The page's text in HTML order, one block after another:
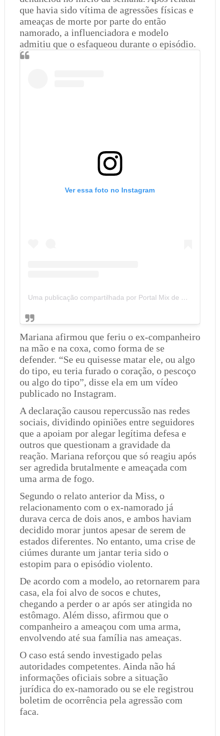
que havia sido vítima de agressões físicas e
ameaças de morte por parte do então
namorado, a influenciadora e modelo
admitiu que o esfaqueou durante o episódio.
Ver essa foto no Instagram
Uma publicação compartilhada por Portal Mix de Notícias (@portalmixdenoticias)
Mariana afirmou que feriu o ex-companheiro
na mão e na coxa, como forma de se
defender. “Se eu quisesse matar ele, ou algo
do tipo, eu teria furado o coração, o pescoço
ou algo do tipo”, disse ela em um vídeo
publicado no Instagram.
A declaração causou repercussão nas redes
sociais, dividindo opiniões entre seguidores
que a apoiam por alegar legítima defesa e
outros que questionam a gravidade da
reação. Mariana reforçou que só reagiu após
ser agredida brutalmente e ameaçada com
uma arma de fogo.
Segundo o relato anterior da Miss, o
relacionamento com o ex-namorado já
durava cerca de dois anos, e ambos haviam
decidido morar juntos apesar de serem de
estados diferentes. No entanto, uma crise de
ciúmes durante um jantar teria sido o
estopim para o episódio violento.
De acordo com a modelo, ao retornarem para
casa, ela foi alvo de socos e chutes,
chegando a perder o ar após ser atingida no
estômago. Além disso, afirmou que o
companheiro a ameaçou com uma arma,
envolvendo até sua família nas ameaças.
O caso está sendo investigado pelas
autoridades competentes. Ainda não há
informações oficiais sobre a situação
jurídica do ex-namorado ou se ele registrou
boletim de ocorrência pela agressão com
faca.